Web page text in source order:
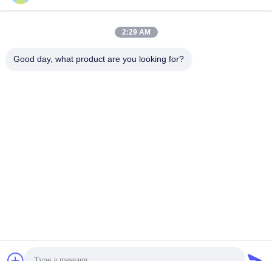
2:29 AM
Good day, what product are you looking for?